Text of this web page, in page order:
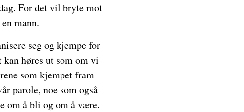
For det vil bryte mot
mann.
seg og kjempe for
høres ut som om vi
som kjempet fram
parole, noe som også
om å bli og om å være.